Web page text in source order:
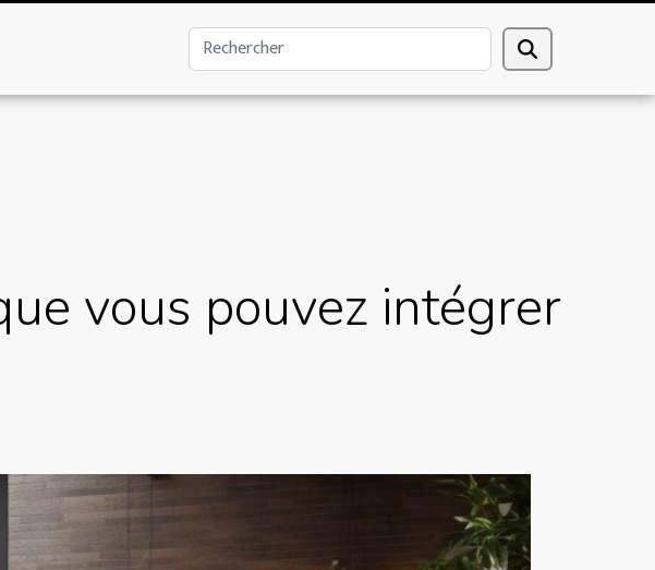
vous pouvez intégrer